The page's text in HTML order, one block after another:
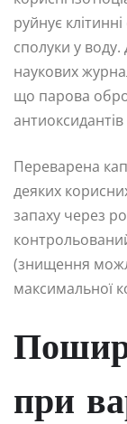
руйнує
сполуки у воду.
наукових
що парова
антиоксидантів
Переварена
деяких
запаху через
(знищення
максимальної
при